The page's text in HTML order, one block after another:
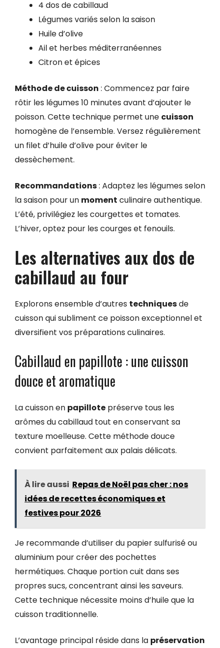
4 dos de cabillaud
Légumes variés selon la saison
Huile d’olive
Ail et herbes méditerranéennes
Citron et épices
Méthode de cuisson : Commencez par faire
rôtir les légumes 10 minutes avant d’ajouter le
poisson. Cette technique permet une cuisson
homogène de l’ensemble. Versez régulièrement
un filet d’huile d’olive pour éviter le
dessèchement.
Recommandations: Adaptez les légumes selon
la saison pour un moment culinaire authentique.
L’été, privilégiez les courgettes et tomates.
L’hiver, optez pour les courges et fenouils.
Les alternatives aux dos de
cabillaud au four
Explorons ensemble d’autres techniquesde
cuisson qui subliment ce poisson exceptionnel et
diversifient vos préparations culinaires.
Cabillaud en papillote : une cuisson
douce et aromatique
La cuisson en papillote préserve tous les
arômes du cabillaud tout en conservant sa
texture moelleuse. Cette méthode douce
convient parfaitement aux palais délicats.
À lire aussi Repas de Noël pas cher : nos
idées de recettes économiques et
festives pour 2026
Je recommande d’utiliser du papier sulfurisé ou
aluminium pour créer des pochettes
hermétiques. Chaque portion cuit dans ses
propres sucs, concentrant ainsi les saveurs.
Cette technique nécessite moins d’huile que la
cuisson traditionnelle.
L’avantage principal réside dans la préservation